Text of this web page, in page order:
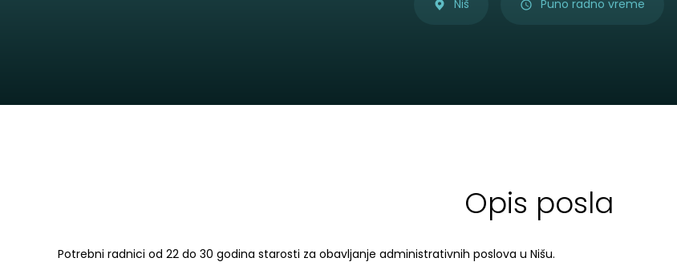
Niš Puno radno vreme
Opis posla
Potrebni radnici od 22 do 30 godina starosti za obavljanje administrativnih poslova u Nišu.